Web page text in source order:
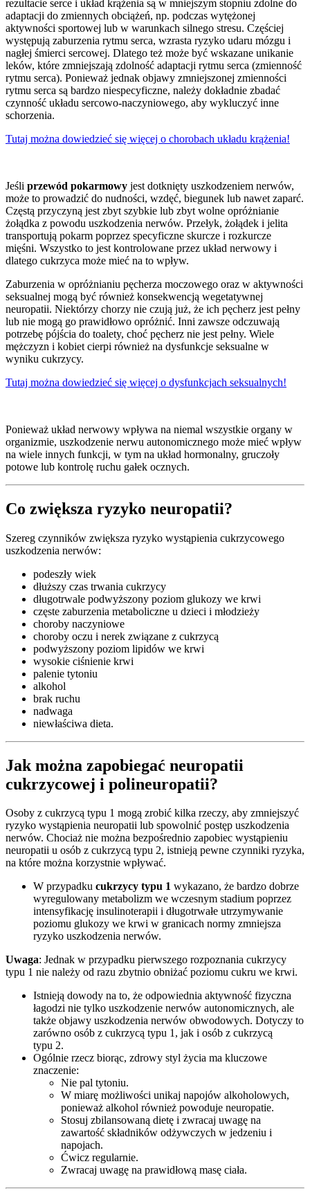
rezultacie serce i układ krążenia są w mniejszym stopniu zdolne do
adaptacji do zmiennych obciążeń, np. podczas wytężonej
aktywności sportowej lub w warunkach silnego stresu. Częściej
występują zaburzenia rytmu serca, wzrasta ryzyko udaru mózgu i
nagłej śmierci sercowej. Dlatego też może być wskazane unikanie
leków, które zmniejszają zdolność adaptacji rytmu serca (zmienność
rytmu serca). Ponieważ jednak objawy zmniejszonej zmienności
rytmu serca są bardzo niespecyficzne, należy dokładnie zbadać
czynność układu sercowo-naczyniowego, aby wykluczyć inne
schorzenia.
Tutaj można dowiedzieć się więcej o chorobach układu krążenia!
Jeśli przewód pokarmowy jest dotknięty uszkodzeniem nerwów,
może to prowadzić do nudności, wzdęć, biegunek lub nawet zaparć.
Częstą przyczyną jest zbyt szybkie lub zbyt wolne opróżnianie
żołądka z powodu uszkodzenia nerwów. Przełyk, żołądek i jelita
transportują pokarm poprzez specyficzne skurcze i rozkurcze
mięśni. Wszystko to jest kontrolowane przez układ nerwowy i
dlatego cukrzyca może mieć na to wpływ.
Zaburzenia w opróżnianiu pęcherza moczowego oraz w aktywności
seksualnej mogą być również konsekwencją wegetatywnej
neuropatii. Niektórzy chorzy nie czują już, że ich pęcherz jest pełny
lub nie mogą go prawidłowo opróżnić. Inni zawsze odczuwają
potrzebę pójścia do toalety, choć pęcherz nie jest pełny. Wiele
mężczyzn i kobiet cierpi również na dysfunkcje seksualne w
wyniku cukrzycy.
Tutaj można dowiedzieć się więcej o dysfunkcjach seksualnych!
Ponieważ układ nerwowy wpływa na niemal wszystkie organy w
organizmie, uszkodzenie nerwu autonomicznego może mieć wpływ
na wiele innych funkcji, w tym na układ hormonalny, gruczoły
potowe lub kontrolę ruchu gałek ocznych.
Co zwiększa ryzyko neuropatii?
Szereg czynników zwiększa ryzyko wystąpienia cukrzycowego
uszkodzenia nerwów:
podeszły wiek
dłuższy czas trwania cukrzycy
długotrwale podwyższony poziom glukozy we krwi
częste zaburzenia metaboliczne u dzieci i młodzieży
choroby naczyniowe
choroby oczu i nerek związane z cukrzycą
podwyższony poziom lipidów we krwi
wysokie ciśnienie krwi
palenie tytoniu
alkohol
brak ruchu
nadwaga
niewłaściwa dieta.
Jak można zapobiegać neuropatii
cukrzycowej i polineuropatii?
Osoby z cukrzycą typu 1 mogą zrobić kilka rzeczy, aby zmniejszyć
ryzyko wystąpienia neuropatii lub spowolnić postęp uszkodzenia
nerwów. Chociaż nie można bezpośrednio zapobiec wystąpieniu
neuropatii u osób z cukrzycą typu 2, istnieją pewne czynniki ryzyka,
na które można korzystnie wpływać.
W przypadku cukrzycy typu 1 wykazano, że bardzo dobrze
wyregulowany metabolizm we wczesnym stadium poprzez
intensyfikację insulinoterapii i długotrwałe utrzymywanie
poziomu glukozy we krwi w granicach normy zmniejsza
ryzyko uszkodzenia nerwów.
Uwaga: Jednak w przypadku pierwszego rozpoznania cukrzycy
typu 1 nie należy od razu zbytnio obniżać poziomu cukru we krwi.
Istnieją dowody na to, że odpowiednia aktywność fizyczna
łagodzi nie tylko uszkodzenie nerwów autonomicznych, ale
także objawy uszkodzenia nerwów obwodowych. Dotyczy to
zarówno osób z cukrzycą typu 1, jak i osób z cukrzycą
typu 2.
Ogólnie rzecz biorąc, zdrowy styl życia ma kluczowe
znaczenie:
Nie pal tytoniu.
W miarę możliwości unikaj napojów alkoholowych,
ponieważ alkohol również powoduje neuropatie.
Stosuj zbilansowaną dietę i zwracaj uwagę na
zawartość składników odżywczych w jedzeniu i
napojach.
Ćwicz regularnie.
Zwracaj uwagę na prawidłową masę ciała.